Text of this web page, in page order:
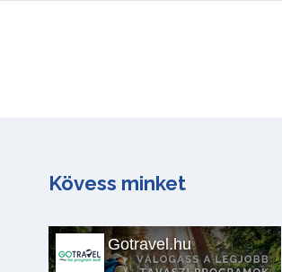
Kövess minket
Gotravel.hu